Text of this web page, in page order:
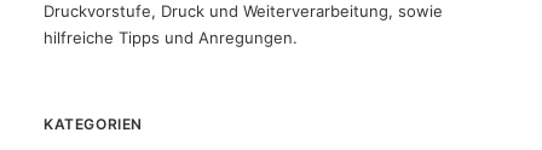
Druckvorstufe, Druck und Weiterverarbeitung, sowie
hilfreiche Tipps und Anregungen.
KATEGORIEN